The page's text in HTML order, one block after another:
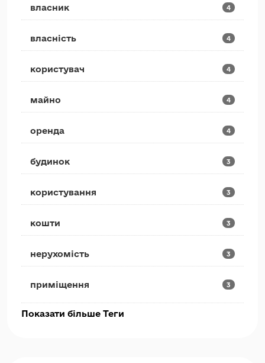
власник 4
власність 4
користувач 4
майно 4
оренда 4
будинок 3
користування 3
кошти 3
нерухомість 3
приміщення 3
Показати більше Теги